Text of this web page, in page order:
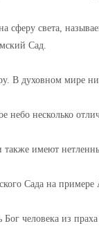
сферу света,
Сад.
В духовном мире
небо несколько
имеют
Сада на примере
Бог человека из